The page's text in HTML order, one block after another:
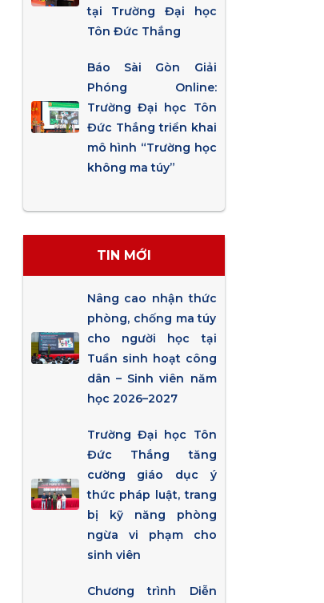
tại Trường Đại học
Tôn Đức Thắng
Báo Sài Gòn Giải
Phóng Online:
Trường Đại học Tôn
Đức Thắng triển khai
mô hình “Trường học
không ma túy”
TIN MỚI
Nâng cao nhận thức
phòng, chống ma túy
cho người học tại
Tuần sinh hoạt công
dân – Sinh viên năm
học 2026–2027
Trường Đại học Tôn
Đức Thắng tăng
cường giáo dục ý
thức pháp luật, trang
bị kỹ năng phòng
ngừa vi phạm cho
sinh viên
Chương trình Diễn